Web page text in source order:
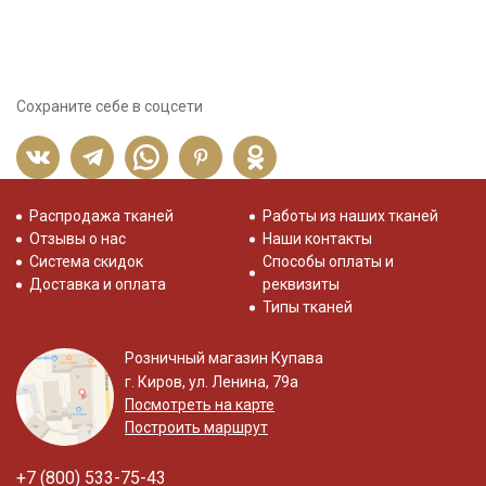
Сохраните себе в соцсети
Распродажа тканей
Отзывы о нас
Система скидок
Доставка и оплата
Работы из наших тканей
Наши контакты
Способы оплаты и
реквизиты
Типы тканей
Розничный магазин Купава
г. Киров, ул. Ленина, 79а
Посмотреть на карте
Построить маршрут
+7 (800) 533-75-43